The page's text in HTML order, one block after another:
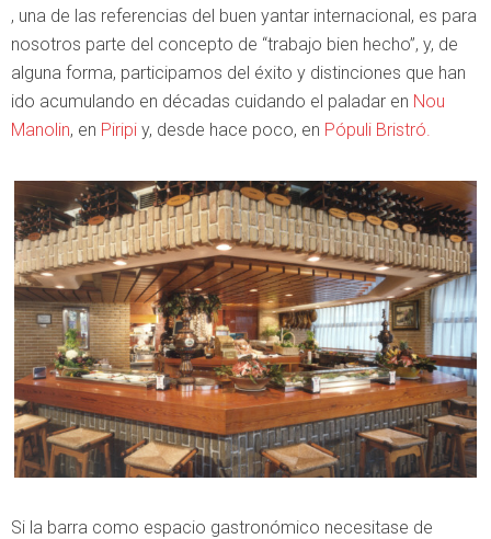
, una de las referencias del buen yantar internacional, es para
nosotros parte del concepto de “trabajo bien hecho”, y, de
alguna forma, participamos del éxito y distinciones que han
ido acumulando en décadas cuidando el paladar en Nou
Manolin, en Piripi y, desde hace poco, en Pópuli Bristró.
Si la barra como espacio gastronómico necesitase de